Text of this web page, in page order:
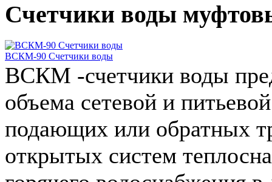
Счетчики воды
ВСКМ-90 Счетчики воды
ВСКМ -счетчики воды
объема сетевой и
подающих или обратных
открытых систем